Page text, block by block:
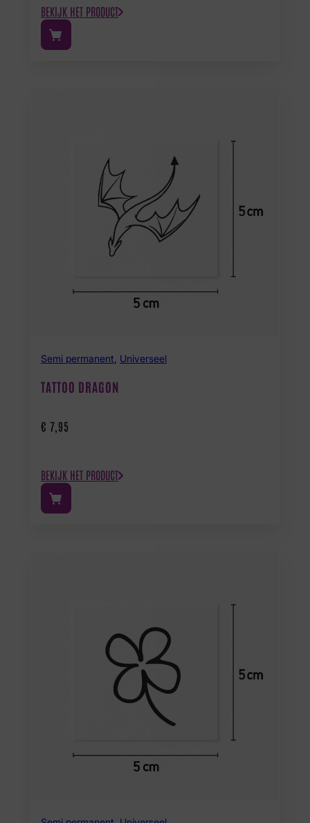
BEKIJK HET PRODUCT
Semi permanent Universeel
TATTOO DRAGON
€ 7,95
BEKIJK HET PRODUCT